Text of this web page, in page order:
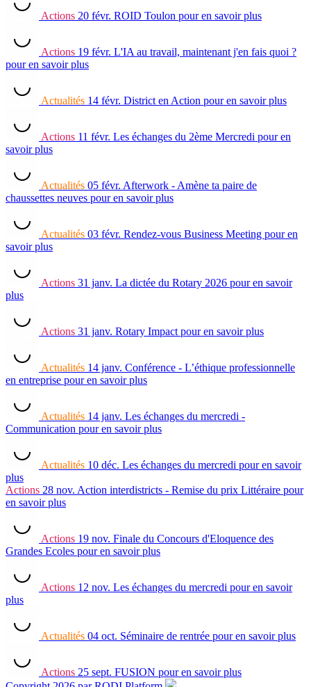
Actions 20 févr. ROID Toulon pour en savoir plus
Actions 19 févr. L'IA au travail, maintenant j'en fais quoi ?
pour en savoir plus
Actualités 14 févr. District en Action pour en savoir plus
Actions 11 févr. Les échanges du 2ème Mercredi pour en
savoir plus
Actualités 05 févr. Afterwork - Amène ta paire de
chaussettes neuves pour en savoir plus
Actualités 03 févr. Rendez-vous Business Meeting pour en
savoir plus
Actions 31 janv. La dictée du Rotary 2026 pour en savoir
plus
Actions 31 janv. Rotary Impact pour en savoir plus
Actualités 14 janv. Conférence - L’éthique professionnelle
en entreprise pour en savoir plus
Actualités 14 janv. Les échanges du mercredi -
Communication pour en savoir plus
Actualités 10 déc. Les échanges du mercredi pour en savoir
plus
Actions 28 nov. Action interdistricts - Remise du prix Littéraire pour
en savoir plus
Actions 19 nov. Finale du Concours d'Eloquence des
Grandes Ecoles pour en savoir plus
Actions 12 nov. Les échanges du mercredi pour en savoir
plus
Actualités 04 oct. Séminaire de rentrée pour en savoir plus
Actions 25 sept. FUSION pour en savoir plus